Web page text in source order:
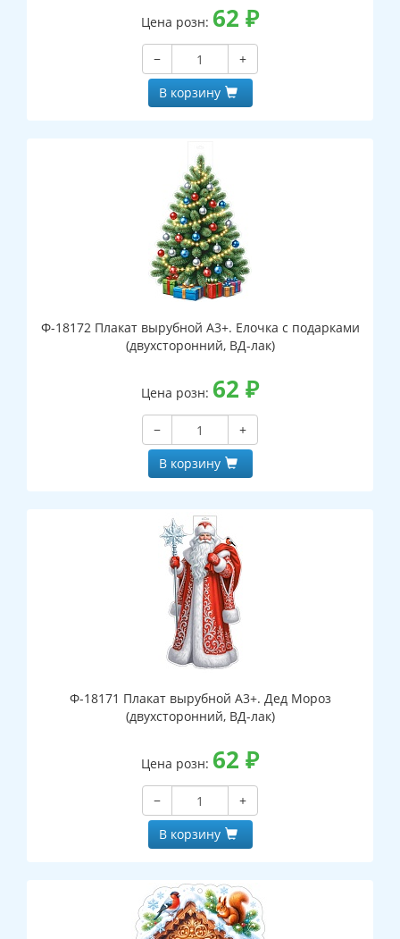
Цена розн: 62 ₽
−
+
В корзину
Ф-18172 Плакат вырубной А3+. Елочка с подарками
(двухсторонний, ВД-лак)
Цена розн: 62 ₽
−
+
В корзину
Ф-18171 Плакат вырубной А3+. Дед Мороз
(двухсторонний, ВД-лак)
Цена розн: 62 ₽
−
+
В корзину